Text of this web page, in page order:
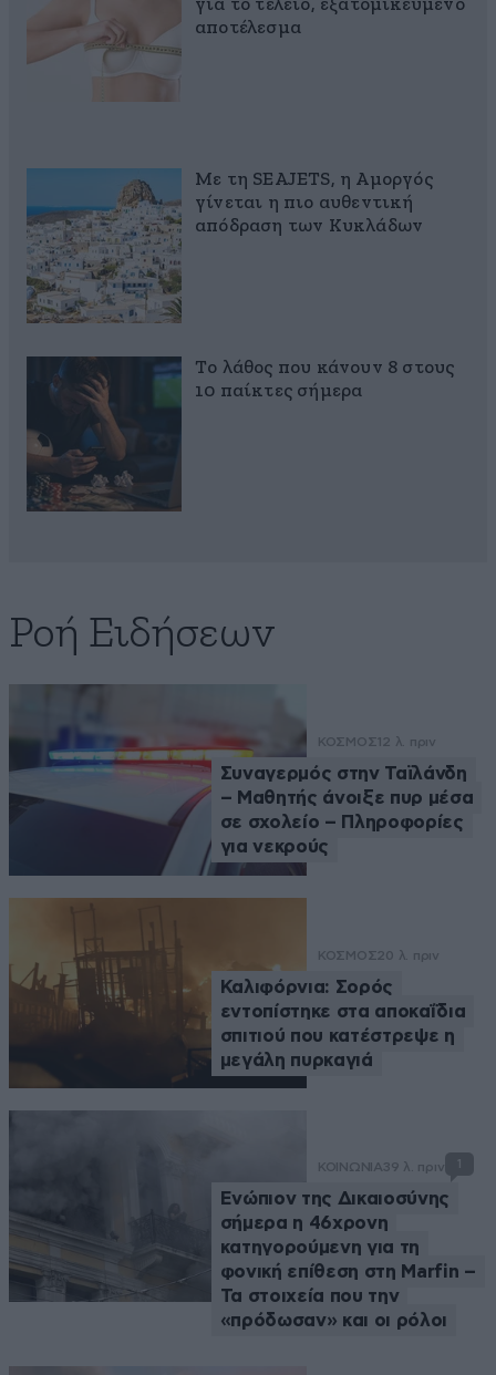
για το τέλειο, εξατομικευμένο
αποτέλεσμα
Με τη SEAJETS, η Αμοργός
γίνεται η πιο αυθεντική
απόδραση των Κυκλάδων
Το λάθος που κάνουν 8 στους
10 παίκτες σήμερα
Ροή Ειδήσεων
ΚΟΣΜΟΣ 12 λ. πριν
Συναγερμός στην Ταϊλάνδη
– Μαθητής άνοιξε πυρ μέσα
σε σχολείο – Πληροφορίες
για νεκρούς
ΚΟΣΜΟΣ20 λ. πριν
Καλιφόρνια: Σορός
εντοπίστηκε στα αποκαΐδια
σπιτιού που κατέστρεψε η
μεγάλη πυρκαγιά
ΚΟΙΝΩΝΙΑ39 λ. πριν
Ενώπιον της Δικαιοσύνης
σήμερα η 46χρονη
κατηγορούμενη για τη
φονική επίθεση στη Marfin –
Τα στοιχεία που την
«πρόδωσαν» και οι ρόλοι